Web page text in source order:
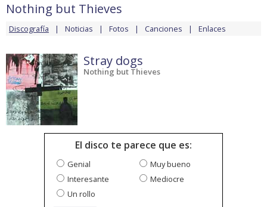
Nothing but Thieves
Discografía Noticias Fotos Canciones Enlaces
Stray dogs
Nothing but Thieves
El disco te parece que es:
Genial
Muy bueno
Interesante
Mediocre
Un rollo